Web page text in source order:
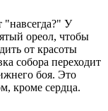
"навсегда?" У
ореол, чтобы
от красоты
собора переходит
боя. Это
кроме сердца.